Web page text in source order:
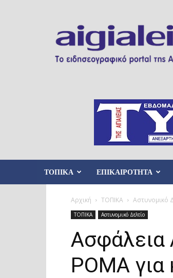
ΤΟΠΙΚΑ ΕΠΙΚΑΙΡΟΤΗΤΑ
Αρχική ΤΟΠΙΚΑ Αστυνομικό
ΤΟΠΙΚΑ Αστυνομικό Δελτίο
Ασφάλεια
ΡΟΜΑ για